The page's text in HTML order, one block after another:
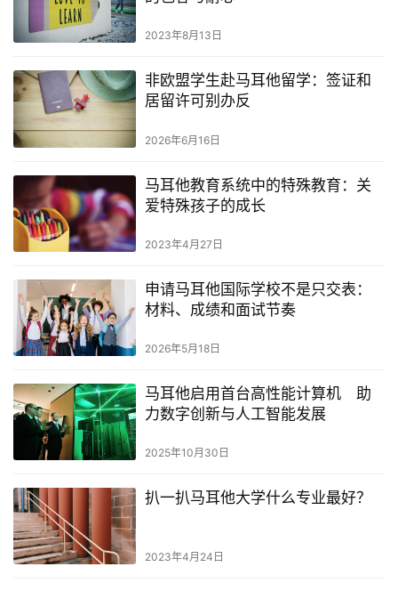
2023年8月13日
非欧盟学生赴马耳他留学：签证和
居留许可别办反
2026年6月16日
马耳他教育系统中的特殊教育：关
爱特殊孩子的成长
2023年4月27日
申请马耳他国际学校不是只交表：
材料、成绩和面试节奏
2026年5月18日
马耳他启用首台高性能计算机 助
力数字创新与人工智能发展
2025年10月30日
扒一扒马耳他大学什么专业最好？
2023年4月24日